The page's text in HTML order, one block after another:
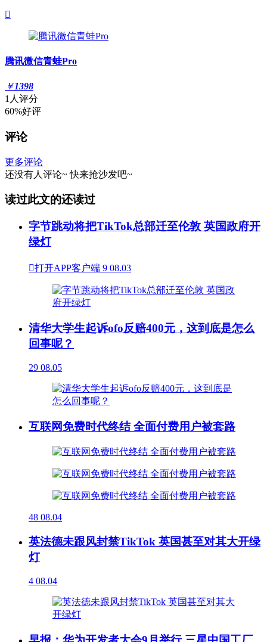

腾讯微信青蛙Pro
￥1398
1人评分
60%好评
评论
更多评论
还没有人评论~ 快来抢沙发吧~
读过此文的还读过
字节跳动将把TikTok总部迁至伦敦 英国政府开
绿灯
打开APP客户端 9 08.03
清华大学生起诉ofo反赔400元，这到底是怎么
回事呢？
29 08.05
互联网免费时代终结 全面付费用户被套路
48 08.04
英法德未跟风封禁TikTok 英国甚至对其大开绿
灯
4 08.04